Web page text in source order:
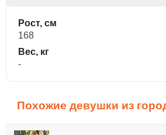
Рост, см
168
Вес, кг
-
Похожие девушки из